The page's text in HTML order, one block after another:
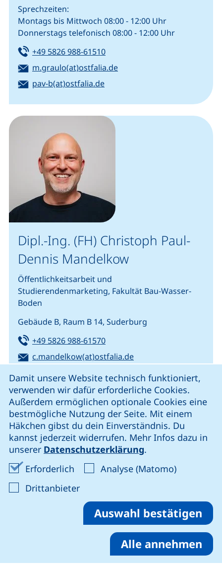
Damit unsere Website technisch funktioniert,
verwenden wir dafür erforderliche Cookies.
Außerdem ermöglichen optionale Cookies eine
bestmögliche Nutzung der Seite. Mit einem
Häkchen gibst du dein Einverständnis. Du
kannst jederzeit widerrufen. Mehr Infos dazu in
unserer Datenschutzerklärung.
Erforderlich Erforderliche Cookies akzeptieren
Analyse (Matomo)Analyse-
Drittanbieter: Cookies von Drittanbieter
Auswahl bestätigen
Alle annehmen
Sprechzeiten:
Montags bis Mittwoch 08:00 - 12:00 Uhr
Donnerstags telefonisch 08:00 - 12:00 Uhr
Tel:
+49 5826 988-61510(startet einen Telefonanruf,
E-Mail:
m.graulo(at)ostfalia.de(öffnet Ihr E-Mail-
E-Mail:
pav-b(at)ostfalia.de(öffnet Ihr E-Mail-Programm)
Dipl.-Ing. (FH) Christoph Paul-
Dennis Mandelkow
Öffentlichkeitsarbeit und
Studierendenmarketing, Fakultät Bau-Wasser-
Boden
Gebäude B, Raum B 14, Suderburg
Tel:
+49 5826 988-61570(startet einen Telefonanruf,
E-Mail:
c.mandelkow(at)ostfalia.de(öffnet Ihr E-Mail-
oeffentlichkeitsarbeit-b(at)ostfalia.de(öffnet Ihr E-
Bitte
für Anfragen benutzen
Wichtige Links
Semesterzeitplan, Termine
und Fristen
Zum Semesterzeitplan